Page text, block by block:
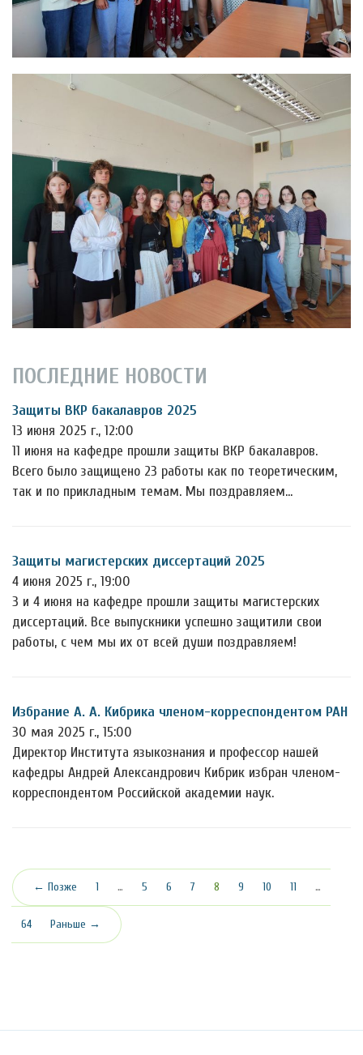
ПОСЛЕДНИЕ НОВОСТИ
Защиты ВКР бакалавров 2025
13 июня 2025 г., 12:00
11 июня на кафедре прошли защиты ВКР бакалавров.
Всего было защищено 23 работы как по теоретическим,
так и по прикладным темам. Мы поздравляем…
Защиты магистерских диссертаций 2025
4 июня 2025 г., 19:00
3 и 4 июня на кафедре прошли защиты магистерских
диссертаций. Все выпускники успешно защитили свои
работы, с чем мы их от всей души поздравляем!
Избрание А. А. Кибрика членом-корреспондентом РАН
30 мая 2025 г., 15:00
Директор Института языкознания и профессор нашей
кафедры Андрей Александрович Кибрик избран членом-
корреспондентом Российской академии наук.
← Позже 1 … 5 6 7 8 (текущая)
9 10 11 …
64 Раньше →